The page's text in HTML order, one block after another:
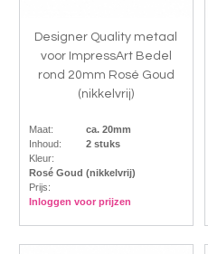
Designer Quality metaal
voor ImpressArt Bedel
rond 20mm Rosé Goud
(nikkelvrij)
Maat:
ca. 20mm
Inhoud:
2 stuks
Kleur:
Rosé Goud (nikkelvrij)
Prijs:
Inloggen voor prijzen